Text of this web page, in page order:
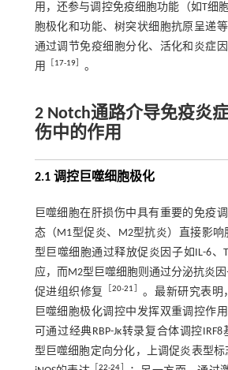
用，还参与调控免疫细胞功能（如T细
胞极化和功能、树突状细胞抗原呈递
通过调节免疫细胞分化、活化和炎症
用
17-19］ 。
2 Notch通路介导免疫炎
伤中的作用
2.1 调控巨噬细胞极化
巨噬细胞在肝损伤中具有重要的免疫
态（M1型促炎、M2型抗炎）直接影
型巨噬细胞通过释放促炎因子如IL-6、
应，而M2型巨噬细胞则通过分泌抗炎因
促进组织修复
［20-21
。最新研究表明
巨噬细胞极化调控中发挥双重调控作
可通过经典RBP-Jκ转录复合体调控
型巨噬细胞定向分化，上调促炎表型标
［22-24